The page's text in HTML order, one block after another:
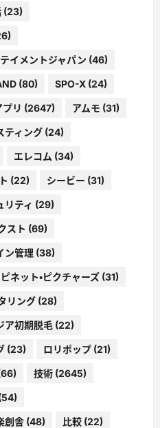
(23)
イメントジャパン (46)
(80) SPO-X (24)
プリ (2647) アムモ (31)
ティング (24)
エレコム (34)
(22) シービー (31)
リティ (29)
スト (69)
ン管理 (38)
ネット・ピクチャーズ (31)
リング (28)
ア初期脱毛 (22)
(23) ロリポップ (21)
技術 (2645)
創舎 (48) 比較 (22)